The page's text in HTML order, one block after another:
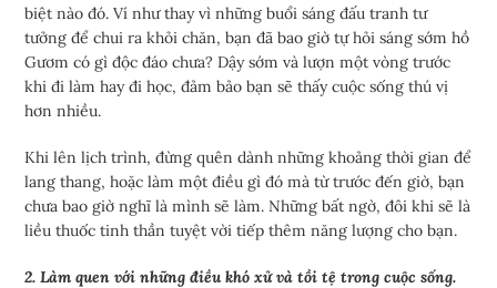
biệt nào đó. Ví như thay vì những buổi sáng đấu tranh tư
tưởng để chui ra khỏi chăn, bạn đã bao giờ tự hỏi sáng sớm hồ
Gươm có gì độc đáo chưa? Dậy sớm và lượn một vòng trước
khi đi làm hay đi học, đảm bảo bạn sẽ thấy cuộc sống thú vị
hơn nhiều.
Khi lên lịch trình, đừng quên dành những khoảng thời gian để
lang thang, hoặc làm một điều gì đó mà từ trước đến giờ, bạn
chưa bao giờ nghĩ là mình sẽ làm. Những bất ngờ, đôi khi sẽ là
liều thuốc tinh thần tuyệt vời tiếp thêm năng lượng cho bạn.
2. Làm quen với những điều khó xử và tồi tệ trong cuộc sống.